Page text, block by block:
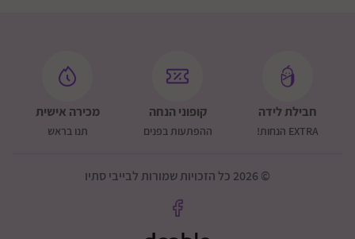
חבילת לידה
EXTRA הנחות!
קופוני הנחה
ההפתעות בפנים
מכירה אישית
תנו בראש
© 2026 כל הזכויות שמורות לבייבי סתיו